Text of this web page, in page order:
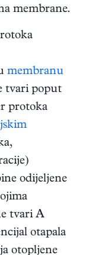
membrane.
membranu
tvari poput
protoka
odijeljene
tvari A
otapala
otopljene